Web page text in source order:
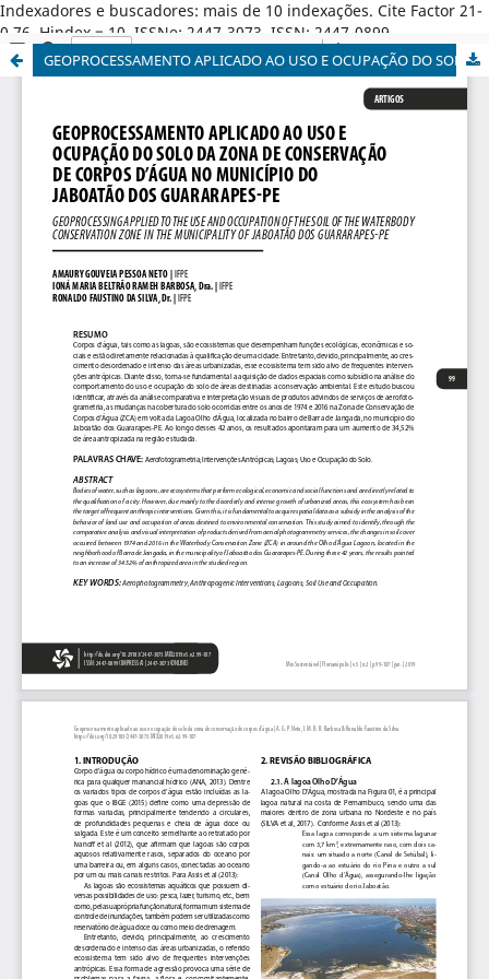
Indexadores e buscadores: mais de 10 indexações. Cite Factor 21-
0,76. Hindex = 10. ISSNe: 2447-3073. ISSN: 2447-0899.
GEOPROCESSAMENTO APLICADO AO USO E OCUPAÇÃO DO SOLO DA ZONA DE CONSERVAÇÃO DE CORPOS D’ÁGUA NO MUNICÍPIO DO JABOATÃO DOS GUARARAPES-PE